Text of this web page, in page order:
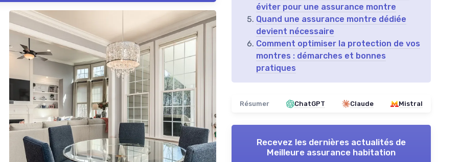
éviter pour une assurance montre
Quand une assurance montre dédiée
devient nécessaire
Comment optimiser la protection de vos
montres : démarches et bonnes
pratiques
Résumer ChatGPT Claude Mistral
Recevez les dernières actualités de
Meilleure assurance habitation